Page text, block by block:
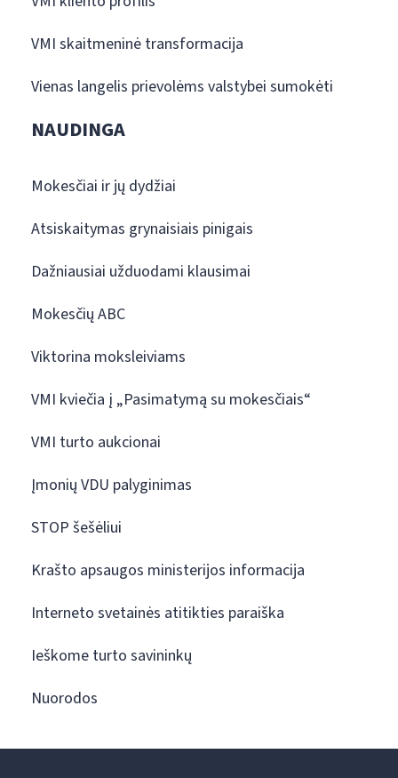
VMI skaitmeninė transformacija
Vienas langelis prievolėms valstybei sumokėti
NAUDINGA
Mokesčiai ir jų dydžiai
Atsiskaitymas grynaisiais pinigais
Dažniausiai užduodami klausimai
Mokesčių ABC
Viktorina moksleiviams
VMI kviečia į „Pasimatymą su mokesčiais“
VMI turto aukcionai
Įmonių VDU palyginimas
STOP šešėliui
Krašto apsaugos ministerijos informacija
Interneto svetainės atitikties paraiška
Ieškome turto savininkų
Nuorodos